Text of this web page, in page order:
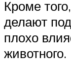
Кроме
делают
плохо
животного.